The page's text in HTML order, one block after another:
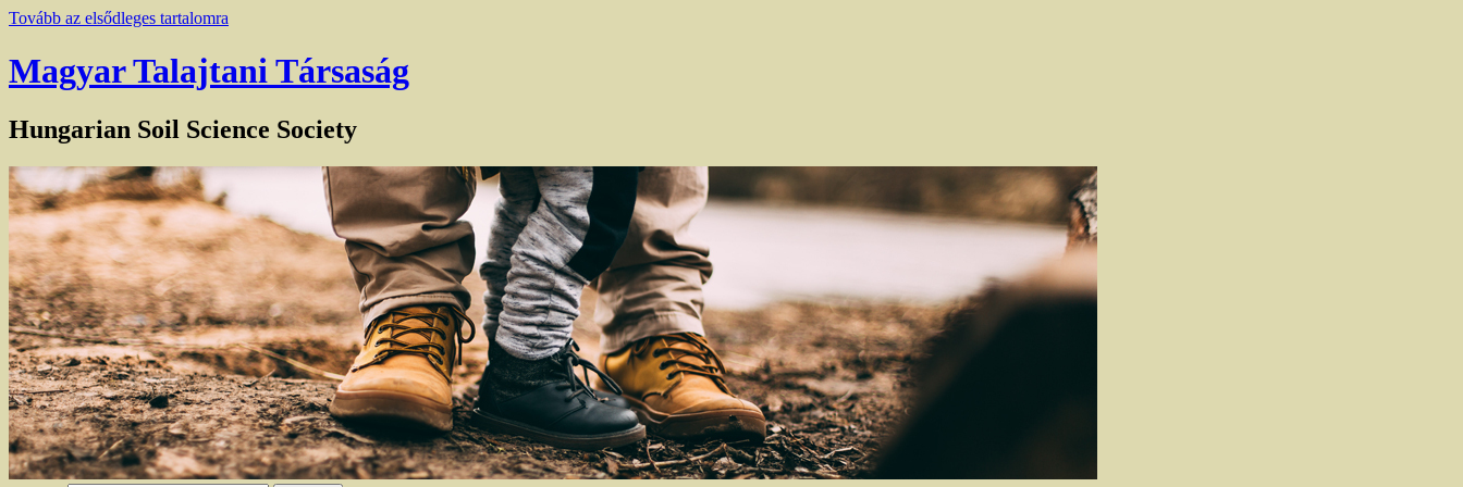
Tovább az elsődleges tartalomra
Magyar Talajtani Társaság
Hungarian Soil Science Society